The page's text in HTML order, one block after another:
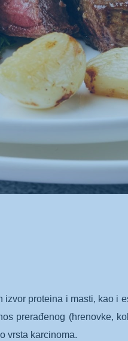
proteina i masti, kao i
prerađenog (hrenovke,
vrsta karcinoma.